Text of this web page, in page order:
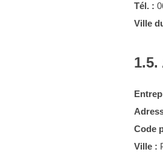
Tél. :
Ville
1.5.
Code
Ville :